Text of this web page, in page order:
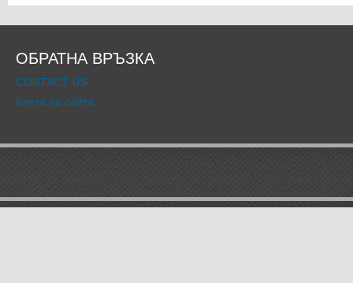
ОБРАТНА ВРЪЗКА
CONTACT US
Карта на сайта